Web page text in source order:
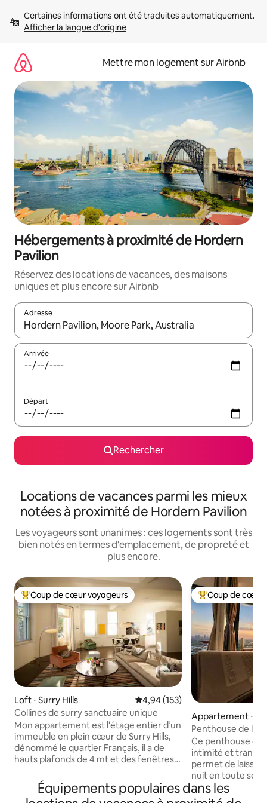
directement
Afficher la langue d'origine
Mettre mon logement sur Airbnb
Hébergements à proximité de Hordern
Pavilion
Réservez des locations de vacances, des maisons
uniques et plus encore sur Airbnb
Adresse
Lorsque les résultats s'affichent, utilisez les flèches vers le
Arrivée
Départ
Rechercher
Locations de vacances parmi les mieux
notées à proximité de Hordern Pavilion
Les voyageurs sont unanimes : ces logements sont très
bien notés en termes d'emplacement, de propreté et
plus encore.
Coups de cœur voyageurs les plus appréciés
Coup de cœur voyageurs
Loft ⋅ Surry Hills Évaluation moyenne sur la
4,94 (153)
Collines de surry sanctuaire unique
Mon appartement est l'étage entier d’un
immeuble en plein cœur de Surry Hills,
dénommé le quartier Français, il a de
hauts plafonds de 4 mt et des fenêtres
sensation de légèreté aérée. L’espace
de vie décloisonné a une nouvelle
Coups de cœur
Coup de cœur
Appartement ⋅ St
Penthouse de
1 chambre• Vue
Ce penthouse
intimité et
permet de laisser
nuit en toute
trouverez pas les
lumineuses pour
Équipements populaires dans les